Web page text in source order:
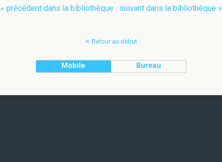
« précédent dans la bibliothèque suivant dans la bibliothèque »
Retour au début
Mobile Bureau